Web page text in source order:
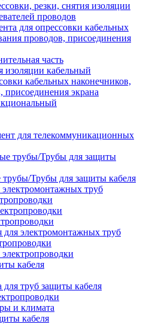
резки, снятия изоляции
проводов
для опрессовки кабельных
проводов, присоединения
часть
изоляции кабельный
кабельных наконечников,
присоединения экрана
для телекоммуникационных
Трубы для защиты кабеля
электромонтажных труб
для электромонтажных труб
кабеля
труб защиты кабеля
и климата
кабеля